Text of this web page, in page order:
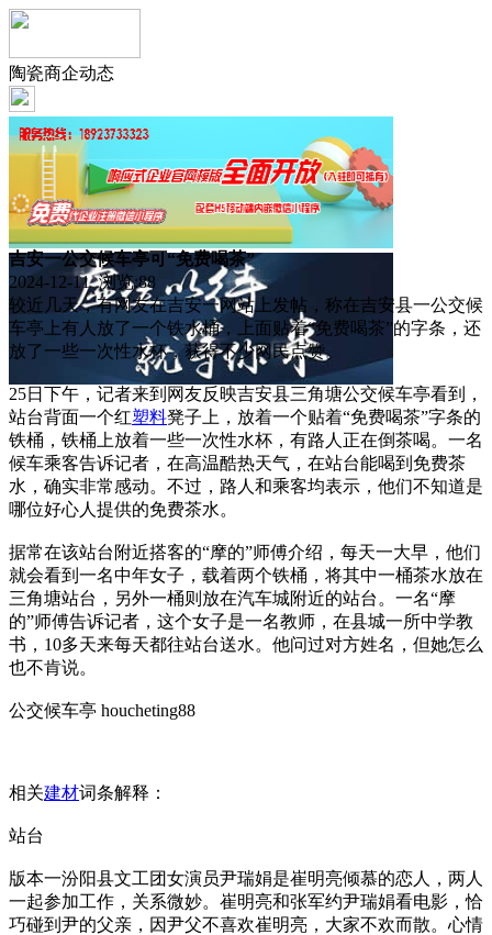
陶瓷商企动态
吉安一公交候车亭可“免费喝茶”
2024-12-11 浏览:88
较近几天，有网友在吉安一网站上发帖，称在吉安县一公交候
车亭上有人放了一个铁水桶，上面贴着“免费喝茶”的字条，还
放了一些一次性水杯，获得不少网民点赞。
25日下午，记者来到网友反映吉安县三角塘公交候车亭看到，
站台背面一个红塑料凳子上，放着一个贴着“免费喝茶”字条的
铁桶，铁桶上放着一些一次性水杯，有路人正在倒茶喝。一名
候车乘客告诉记者，在高温酷热天气，在站台能喝到免费茶
水，确实非常感动。不过，路人和乘客均表示，他们不知道是
哪位好心人提供的免费茶水。
据常在该站台附近搭客的“摩的”师傅介绍，每天一大早，他们
就会看到一名中年女子，载着两个铁桶，将其中一桶茶水放在
三角塘站台，另外一桶则放在汽车城附近的站台。一名“摩
的”师傅告诉记者，这个女子是一名教师，在县城一所中学教
书，10多天来每天都往站台送水。他问过对方姓名，但她怎么
也不肯说。
公交候车亭 houcheting88
相关建材词条解释：
站台
版本一汾阳县文工团女演员尹瑞娟是崔明亮倾慕的恋人，两人
一起参加工作，关系微妙。崔明亮和张军约尹瑞娟看电影，恰
巧碰到尹的父亲，因尹父不喜欢崔明亮，大家不欢而散。心情